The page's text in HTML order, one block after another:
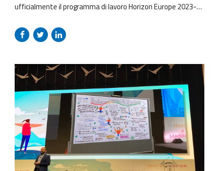
ufficialmente il programma di lavoro Horizon Europe 2023-
di Horizon Europe = 95,5 miliardi di euro). I primi bandi del
nuovo programma di lavoro si aprono oggi (7 dicembre 2022)